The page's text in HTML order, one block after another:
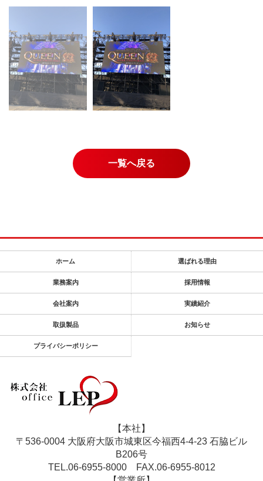
一覧へ戻る
ホーム 選ばれる理由
業務案内 採用情報
会社案内 実績紹介
取扱製品 お知らせ
プライバシーポリシー
【本社】
〒536-0004 大阪府大阪市城東区今福西4-4-23 石脇ビル
B206号
TEL.06-6955-8000FAX.06-6955-8012